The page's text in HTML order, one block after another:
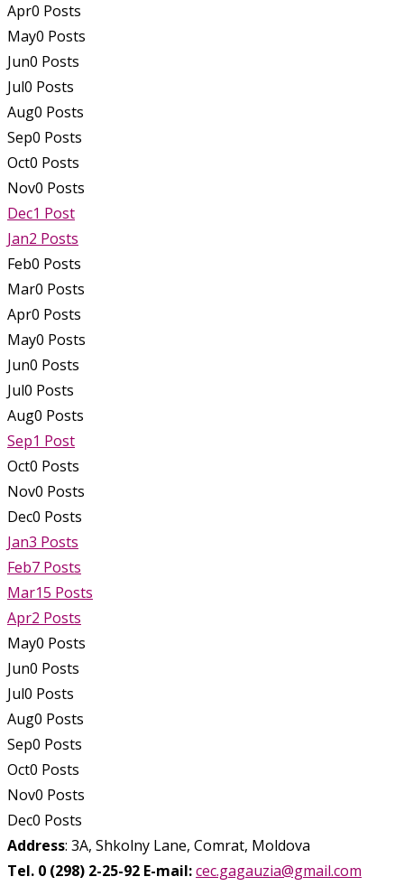
Apr0 Posts
May0 Posts
Jun0 Posts
Jul0 Posts
Aug0 Posts
Sep0 Posts
Oct0 Posts
Nov0 Posts
Dec1 Post
Jan2 Posts
Feb0 Posts
Mar0 Posts
Apr0 Posts
May0 Posts
Jun0 Posts
Jul0 Posts
Aug0 Posts
Sep1 Post
Oct0 Posts
Nov0 Posts
Dec0 Posts
Jan3 Posts
Feb7 Posts
Mar15 Posts
Apr2 Posts
May0 Posts
Jun0 Posts
Jul0 Posts
Aug0 Posts
Sep0 Posts
Oct0 Posts
Nov0 Posts
Dec0 Posts
Address: 3A, Shkolny Lane, Comrat, Moldova
Tel. 0 (298) 2-25-92 E-mail:cec.gagauzia@gmail.com